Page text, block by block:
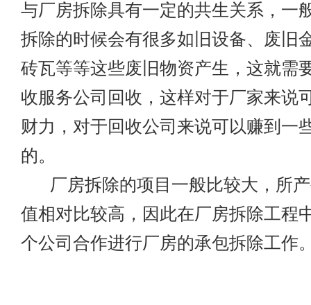
与厂房拆除具有一定的共生关系，一
拆除的时候会有很多如旧设备、废旧
砖瓦等等这些废旧物资产生，这就需
收服务公司回收，这样对于厂家来说
财力，对于回收公司来说可以赚到一
的。
厂房拆除的项目一般比较大，所产
值相对比较高，因此在厂房拆除工程
个公司合作进行厂房的承包拆除工作